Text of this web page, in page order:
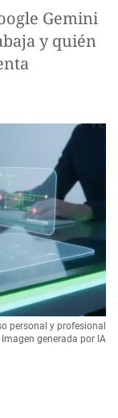
Gemini
y quién
personal y profesional
generada por IA